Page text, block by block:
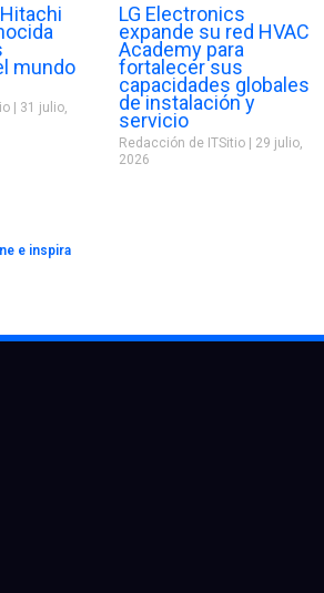
mundo
31 julio,
LG Electronics
expande su red HVAC
Academy para
fortalecer sus
capacidades globales
de instalación y
servicio
Redacción de ITSitio
29 julio,
2026
e inspira